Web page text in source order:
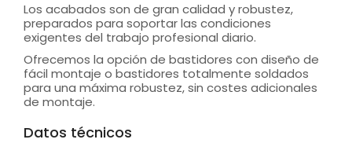
Los acabados son de gran calidad y robustez,
preparados para soportar las condiciones
exigentes del trabajo profesional diario.
Ofrecemos la opción de bastidores con diseño de
fácil montaje o bastidores totalmente soldados
para una máxima robustez, sin costes adicionales
de montaje.
Datos técnicos